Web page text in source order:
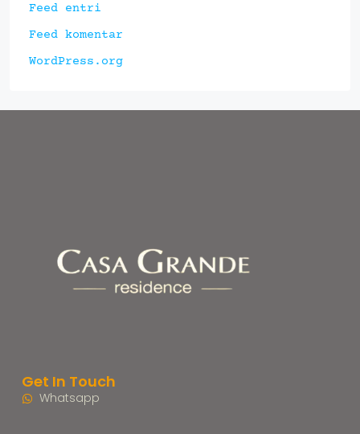
Feed entri
Feed komentar
WordPress.org
Get In Touch
Whatsapp